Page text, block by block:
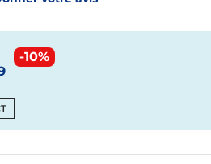
-10%